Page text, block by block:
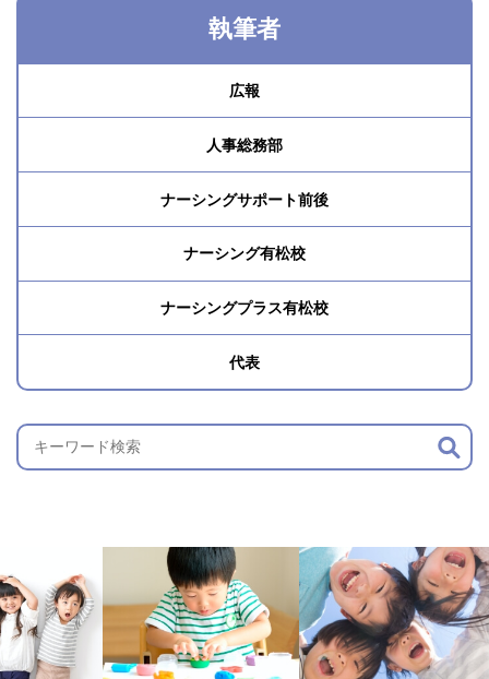
執筆者
広報
人事総務部
ナーシングサポート前後
ナーシング有松校
ナーシングプラス有松校
代表